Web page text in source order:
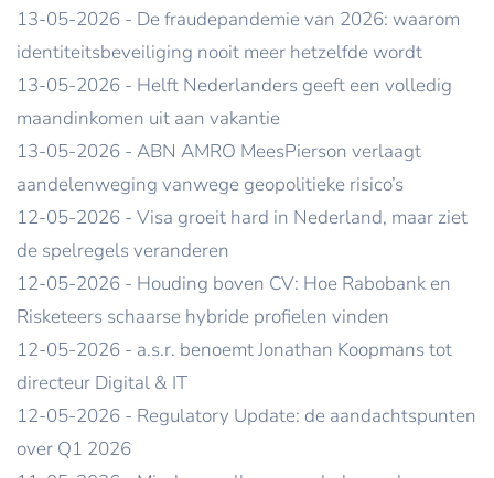
13-05-2026 - De fraudepandemie van 2026: waarom
identiteitsbeveiliging nooit meer hetzelfde wordt
13-05-2026 - Helft Nederlanders geeft een volledig
maandinkomen uit aan vakantie
13-05-2026 - ABN AMRO MeesPierson verlaagt
aandelenweging vanwege geopolitieke risico’s
12-05-2026 - Visa groeit hard in Nederland, maar ziet
de spelregels veranderen
12-05-2026 - Houding boven CV: Hoe Rabobank en
Risketeers schaarse hybride profielen vinden
12-05-2026 - a.s.r. benoemt Jonathan Koopmans tot
directeur Digital & IT
12-05-2026 - Regulatory Update: de aandachtspunten
over Q1 2026